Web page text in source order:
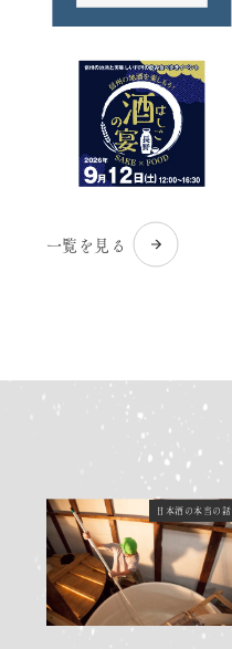
一覧を見る
日本酒の本当の話